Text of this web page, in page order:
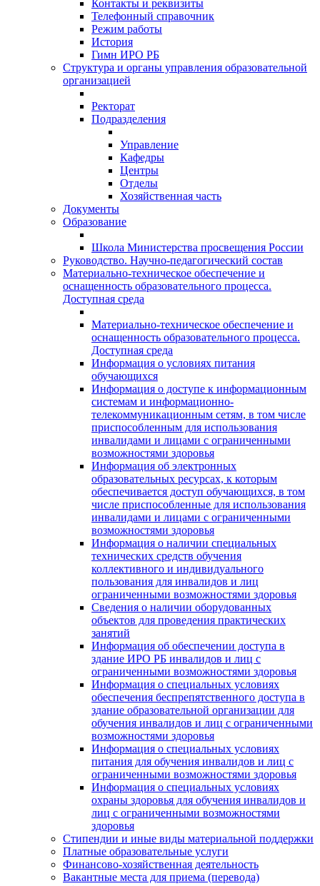
Контакты и реквизиты
Телефонный справочник
Режим работы
История
Гимн ИРО РБ
Структура и органы управления образовательной
организацией
Ректорат
Подразделения
Управление
Кафедры
Центры
Отделы
Хозяйственная часть
Документы
Образование
Школа Министерства просвещения России
Руководство. Научно-педагогический состав
Материально-техническое обеспечение и
оснащенность образовательного процесса.
Доступная среда
Материально-техническое обеспечение и
оснащенность образовательного процесса.
Доступная среда
Информация о условиях питания
обучающихся
Информация о доступе к информационным
системам и информационно-
телекоммуникационным сетям, в том числе
приспособленным для использования
инвалидами и лицами с ограниченными
возможностями здоровья
Информация об электронных
образовательных ресурсах, к которым
обеспечивается доступ обучающихся, в том
числе приспособленные для использования
инвалидами и лицами с ограниченными
возможностями здоровья
Информация о наличии специальных
технических средств обучения
коллективного и индивидуального
пользования для инвалидов и лиц
ограниченными возможностями здоровья
Сведения о наличии оборудованных
объектов для проведения практических
занятий
Информация об обеспечении доступа в
здание ИРО РБ инвалидов и лиц с
ограниченными возможностями здоровья
Информация о специальных условиях
обеспечения беспрепятственного доступа в
здание образовательной организации для
обучения инвалидов и лиц с ограниченными
возможностями здоровья
Информация о специальных условиях
питания для обучения инвалидов и лиц с
ограниченными возможностями здоровья
Информация о специальных условиях
охраны здоровья для обучения инвалидов и
лиц с ограниченными возможностями
здоровья
Стипендии и иные виды материальной поддержки
Платные образовательные услуги
Финансово-хозяйственная деятельность
Вакантные места для приема (перевода)